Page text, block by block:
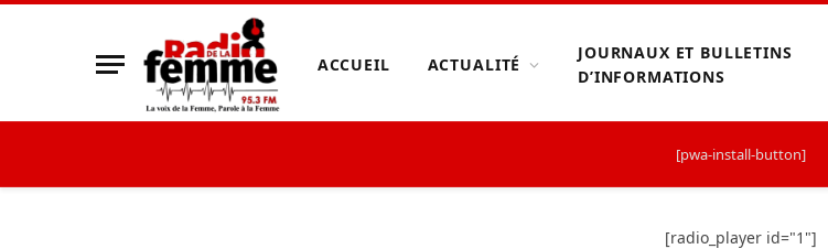
ACCUEIL ACTUALITÉ
JOURNAUX ET BULLETINS
D’INFORMATIONS
[pwa-install-button]
[radio_player id="1"]